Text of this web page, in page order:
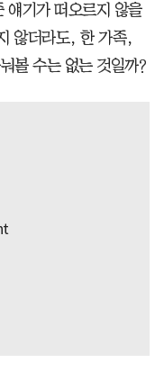
얘기가 떠오르지 않을
않더라도, 한 가족,
볼 수는 없는 것일까?